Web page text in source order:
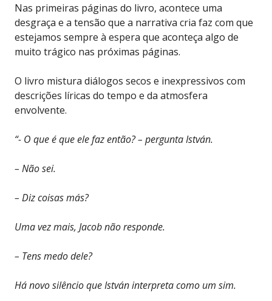
Nas primeiras páginas do livro, acontece uma
desgraça e a tensão que a narrativa cria faz com que
estejamos sempre à espera que aconteça algo de
muito trágico nas próximas páginas.
O livro mistura diálogos secos e inexpressivos com
descrições líricas do tempo e da atmosfera
envolvente.
“- O que é que ele faz então? – pergunta István.
– Não sei.
– Diz coisas más?
Uma vez mais, Jacob não responde.
– Tens medo dele?
Há novo silêncio que István interpreta como um sim.